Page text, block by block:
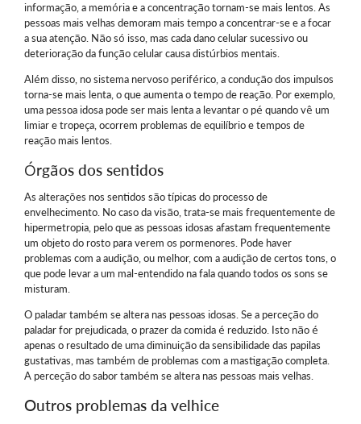
informação, a memória e a concentração tornam-se mais lentos. As
pessoas mais velhas demoram mais tempo a concentrar-se e a focar
a sua atenção. Não só isso, mas cada dano celular sucessivo ou
deterioração da função celular causa distúrbios mentais.
Além disso, no sistema nervoso periférico, a condução dos impulsos
torna-se mais lenta, o que aumenta o tempo de reação. Por exemplo,
uma pessoa idosa pode ser mais lenta a levantar o pé quando vê um
limiar e tropeça, ocorrem problemas de equilíbrio e tempos de
reação mais lentos.
Órgãos dos sentidos
As alterações nos sentidos são típicas do processo de
envelhecimento. No caso da visão, trata-se mais frequentemente de
hipermetropia, pelo que as pessoas idosas afastam frequentemente
um objeto do rosto para verem os pormenores. Pode haver
problemas com a audição, ou melhor, com a audição de certos tons, o
que pode levar a um mal-entendido na fala quando todos os sons se
misturam.
O paladar também se altera nas pessoas idosas. Se a perceção do
paladar for prejudicada, o prazer da comida é reduzido. Isto não é
apenas o resultado de uma diminuição da sensibilidade das papilas
gustativas, mas também de problemas com a mastigação completa.
A perceção do sabor também se altera nas pessoas mais velhas.
Outros problemas da velhice